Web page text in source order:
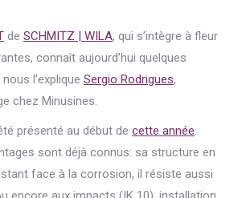
de SCHMITZ | WILA, qui s’intègre à fleur
connaît aujourd’hui quelques
l’explique Sergio Rodrigues,
chez Minusines.
présenté au début de cette année.
sont déjà connus: sa structure en
face à la corrosion, il résiste aussi